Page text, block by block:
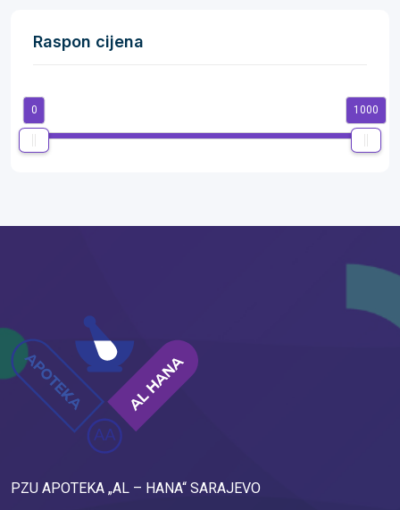
Raspon cijena
0 1000
PZU APOTEKA „AL – HANA“ SARAJEVO